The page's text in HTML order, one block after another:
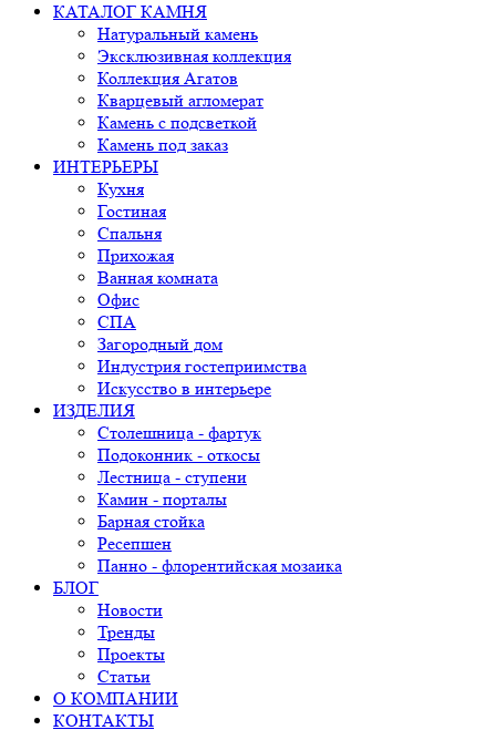
КАТАЛОГ КАМНЯ
Натуральный камень
Эксклюзивная коллекция
Коллекция Агатов
Кварцевый агломерат
Камень с подсветкой
Камень под заказ
ИНТЕРЬЕРЫ
Кухня
Гостиная
Спальня
Прихожая
Ванная комната
Офис
СПА
Загородный дом
Индустрия гостеприимства
Искусство в интерьере
ИЗДЕЛИЯ
Столешница - фартук
Подоконник - откосы
Лестница - ступени
Камин - порталы
Барная стойка
Ресепшен
Панно - флорентийская мозаика
БЛОГ
Новости
Тренды
Проекты
Статьи
О КОМПАНИИ
КОНТАКТЫ